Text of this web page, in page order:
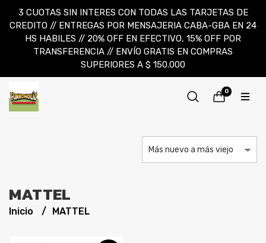
3 CUOTAS SIN INTERES CON TODAS LAS TARJETAS DE
CREDITO // ENTREGAS POR MENSAJERIA CABA-GBA EN 24
HS HABILES // 20% OFF EN EFECTIVO, 15% OFF POR
TRANSFERENCIA // ENVÍO GRATIS EN COMPRAS
SUPERIORES A $ 150.000
0
MATTEL
Inicio MATTEL